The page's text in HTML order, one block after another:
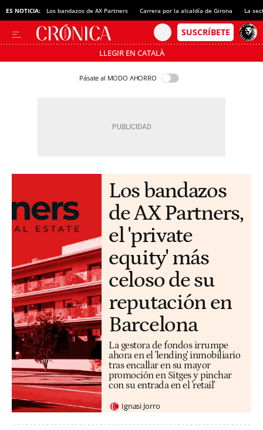
ES NOTICIA: Los bandazos de AX Partners Carrera por la alcaldía de Girona La
LLEGIR EN CATALÀ
Pásate al MODO AHORRO
Los bandazos
de AX Partners,
el 'private
equity' más
celoso de su
reputación en
Barcelona
La gestora de fondos irrumpe
ahora en el 'lending' inmobiliario
tras encallar en su mayor
promoción en Sitges y pinchar
con su entrada en el 'retail'
Ignasi Jorro